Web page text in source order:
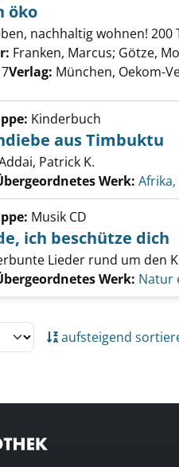
von Einfach öko
öko
nachhaltig wohnen!
Franken, Marcus; Götze,
Verlag: München, Oekom-
Kinderbuch
aus Timbuktu
Patrick K.
Werk: Afrika,
Musik CD
ich beschütze dich
Lieder rund um den
Werk: Natur
aufsteigend